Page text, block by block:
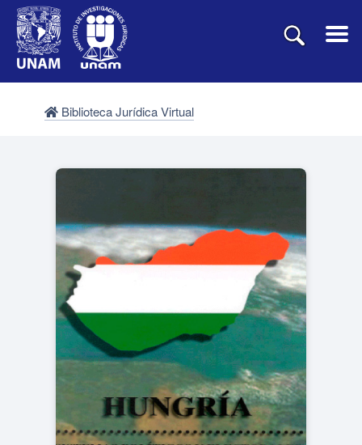
Biblioteca Jurídica Virtual